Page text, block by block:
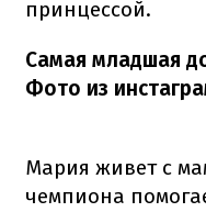
принцессой.
Самая младшая
Фото из
Мария живет с
чемпиона